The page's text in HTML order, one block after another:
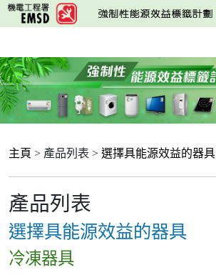
跳
至
要
內
容
主頁 > 產品列表 > 選擇具能源效益的器具
產品列表
選擇具能源效益的器具
冷凍器具